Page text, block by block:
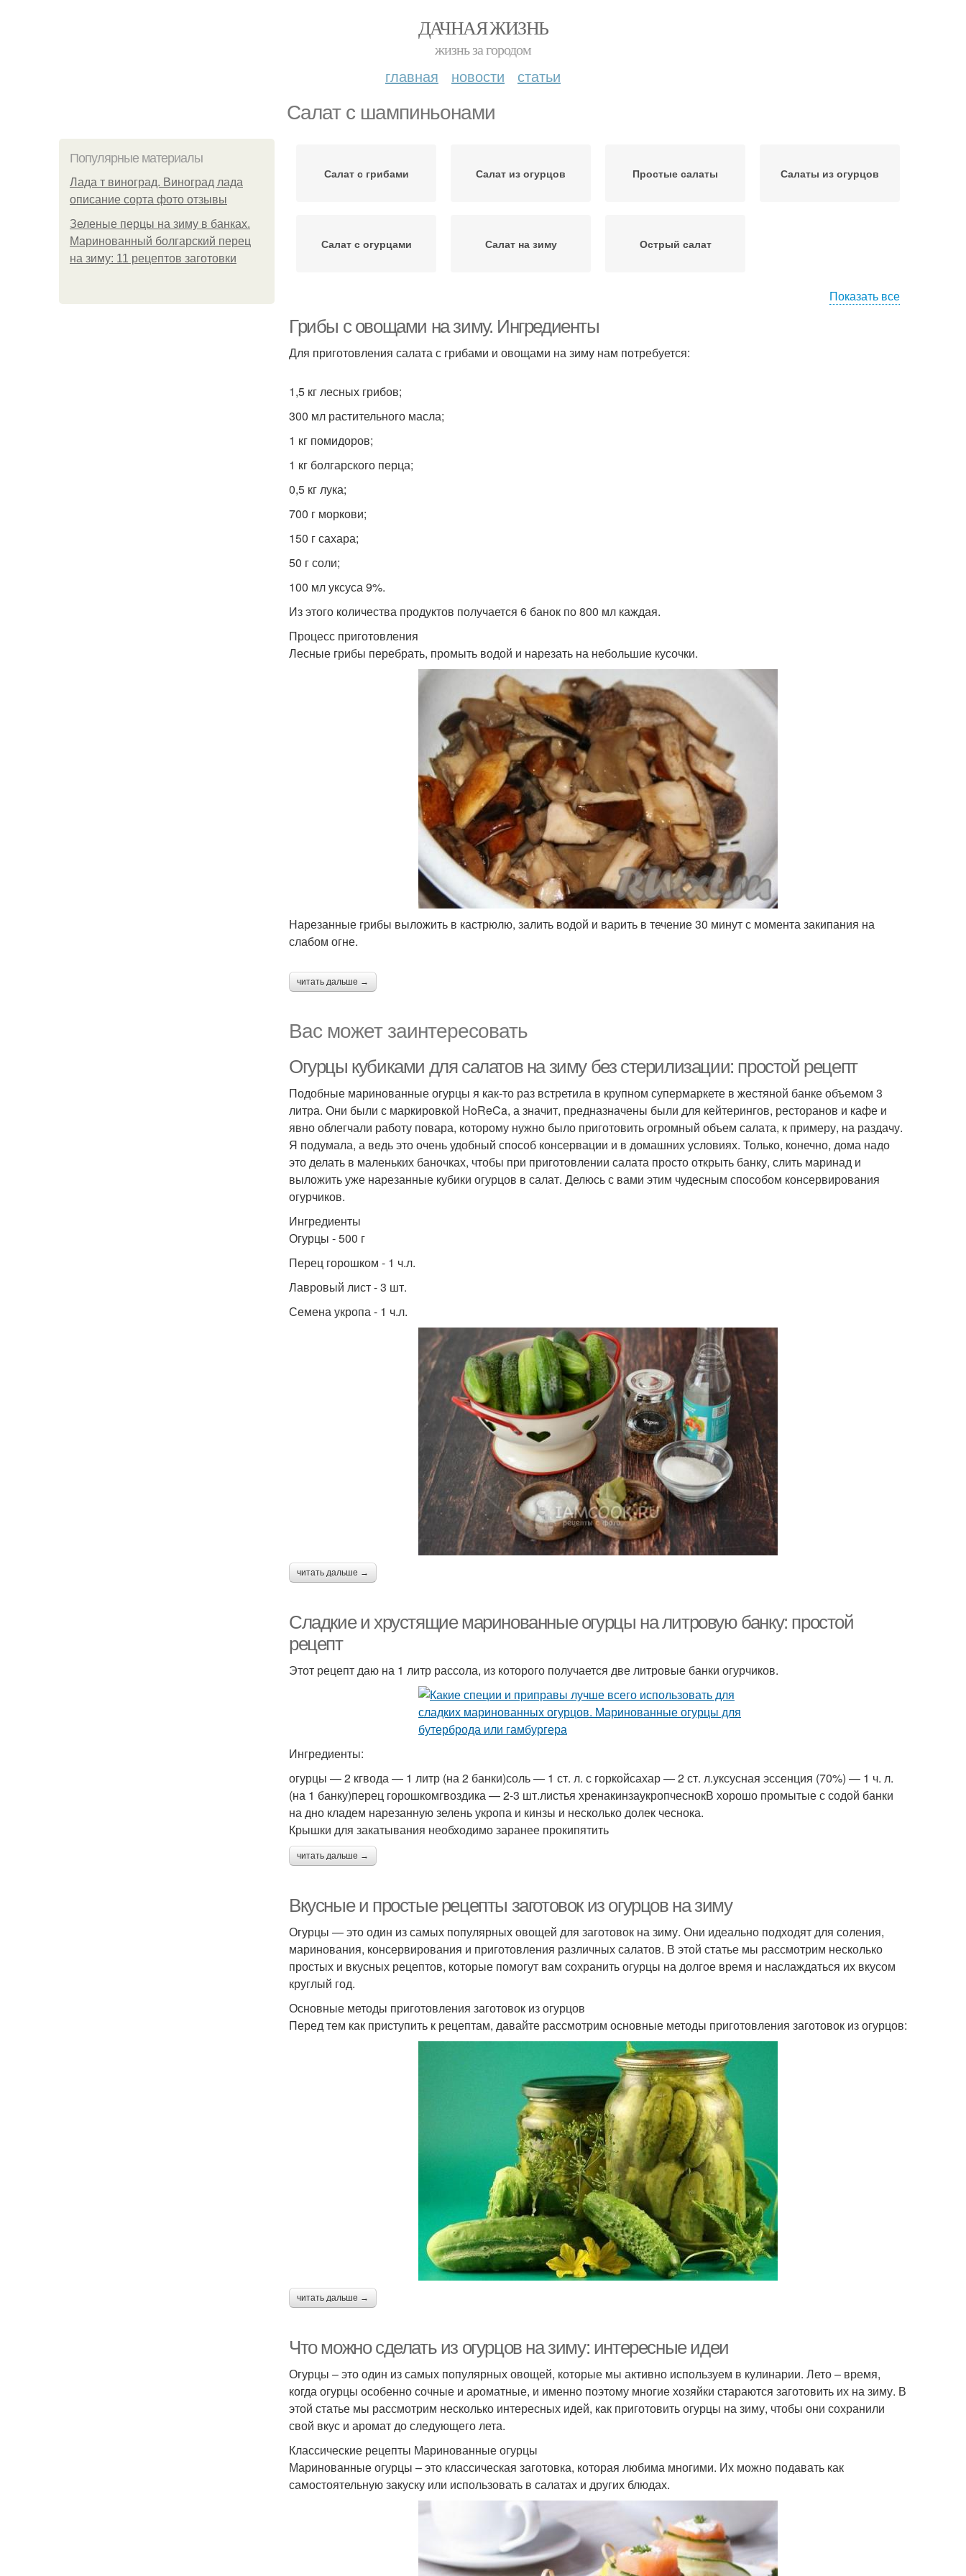
ДАЧНАЯ ЖИЗНЬ
жизнь за городом
главная новости статьи
Салат с шампиньонами
Популярные материалы
Лада т виноград. Виноград лада
описание сорта фото отзывы
Зеленые перцы на зиму в банках.
Маринованный болгарский перец
на зиму: 11 рецептов заготовки
Салат с грибами Салат из огурцов Простые салаты Салаты из огурцов
Салат с огурцами Салат на зиму Острый салат
Показать все
Грибы с овощами на зиму. Ингредиенты
Для приготовления салата с грибами и овощами на зиму нам потребуется:
1,5 кг лесных грибов;
300 мл растительного масла;
1 кг помидоров;
1 кг болгарского перца;
0,5 кг лука;
700 г моркови;
150 г сахара;
50 г соли;
100 мл уксуса 9%.
Из этого количества продуктов получается 6 банок по 800 мл каждая.
Процесс приготовления
Лесные грибы перебрать, промыть водой и нарезать на небольшие кусочки.
Нарезанные грибы выложить в кастрюлю, залить водой и варить в течение 30 минут с момента закипания на
слабом огне.
читать дальше →
Вас может заинтересовать
Огурцы кубиками для салатов на зиму без стерилизации: простой рецепт
Подобные маринованные огурцы я как-то раз встретила в крупном супермаркете в жестяной банке объемом 3
литра. Они были с маркировкой HoReCa, а значит, предназначены были для кейтерингов, ресторанов и кафе и
явно облегчали работу повара, которому нужно было приготовить огромный объем салата, к примеру, на раздачу.
Я подумала, а ведь это очень удобный способ консервации и в домашних условиях. Только, конечно, дома надо
это делать в маленьких баночках, чтобы при приготовлении салата просто открыть банку, слить маринад и
выложить уже нарезанные кубики огурцов в салат. Делюсь с вами этим чудесным способом консервирования
огурчиков.
Ингредиенты
Огурцы - 500 г
Перец горошком - 1 ч.л.
Лавровый лист - 3 шт.
Семена укропа - 1 ч.л.
читать дальше →
Сладкие и хрустящие маринованные огурцы на литровую банку: простой
рецепт
Этот рецепт даю на 1 литр рассола, из которого получается две литровые банки огурчиков.
Ингредиенты:
огурцы — 2 кгвода — 1 литр (на 2 банки)соль — 1 ст. л. с горкойсахар — 2 ст. л.уксусная эссенция (70%) — 1 ч. л.
(на 1 банку)перец горошкомгвоздика — 2-3 шт.листья хренакинзаукропчеснокВ хорошо промытые с содой банки
на дно кладем нарезанную зелень укропа и кинзы и несколько долек чеснока.
Крышки для закатывания необходимо заранее прокипятить
читать дальше →
Вкусные и простые рецепты заготовок из огурцов на зиму
Огурцы — это один из самых популярных овощей для заготовок на зиму. Они идеально подходят для соления,
маринования, консервирования и приготовления различных салатов. В этой статье мы рассмотрим несколько
простых и вкусных рецептов, которые помогут вам сохранить огурцы на долгое время и наслаждаться их вкусом
круглый год.
Основные методы приготовления заготовок из огурцов
Перед тем как приступить к рецептам, давайте рассмотрим основные методы приготовления заготовок из огурцов:
читать дальше →
Что можно сделать из огурцов на зиму: интересные идеи
Огурцы – это один из самых популярных овощей, которые мы активно используем в кулинарии. Лето – время,
когда огурцы особенно сочные и ароматные, и именно поэтому многие хозяйки стараются заготовить их на зиму. В
этой статье мы рассмотрим несколько интересных идей, как приготовить огурцы на зиму, чтобы они сохранили
свой вкус и аромат до следующего лета.
Классические рецепты Маринованные огурцы
Маринованные огурцы – это классическая заготовка, которая любима многими. Их можно подавать как
самостоятельную закуску или использовать в салатах и других блюдах.